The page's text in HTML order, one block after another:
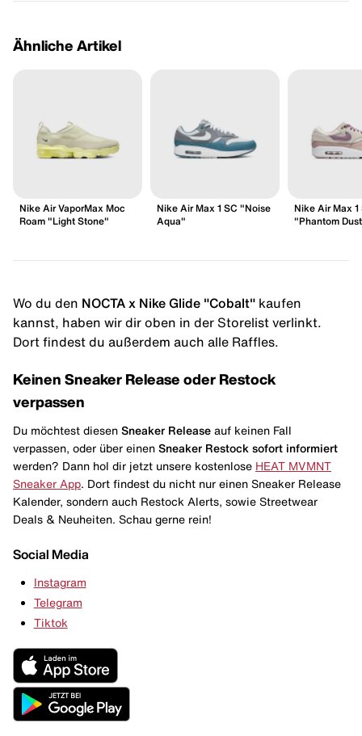
Ähnliche Artikel
Nike Air VaporMax Moc
Roam "Light Stone"
Nike Air Max 1 SC "Noise
Aqua"
Nike Air Max 1
"Phantom
Wo du den NOCTA x Nike Glide "Cobalt" kaufen
kannst, haben wir dir oben in der Storelist verlinkt.
Dort findest du außerdem auch alle Raffles.
Keinen Sneaker Release oder Restock
verpassen
Du möchtest diesen Sneaker Release auf keinen Fall
verpassen, oder über einen Sneaker Restock sofort informiert
werden? Dann hol dir jetzt unsere kostenlose HEAT MVMNT
Sneaker App . Dort findest du nicht nur einen Sneaker Release
Kalender, sondern auch Restock Alerts, sowie Streetwear
Deals & Neuheiten. Schau gerne rein!
Social Media
Instagram
Telegram
Tiktok